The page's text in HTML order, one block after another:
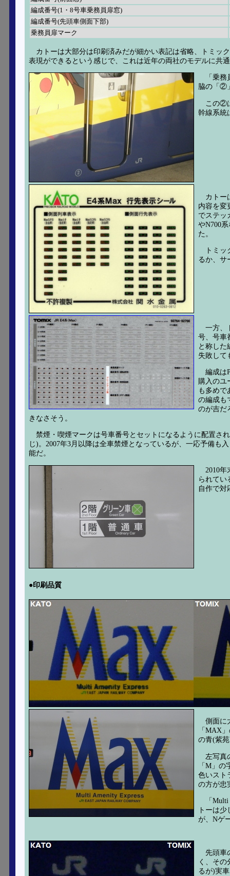
編成番号(1・8号車乗務員扉窓)
編成番号(先頭車側面下部)
乗務員扉マーク
カトーは大部分は印刷済みだが細かい表記は省略、トミッ
表現ができるという感じで、これは近年の両社のモデルに共
「乗
脇の「②
この②
幹線系統
カトー
内容を変
でステッ
やN700
た。
トミ
るか、サ
一方、
号、号車
と称した
失敗して
編成は
購入のユ
も多めで
の編成も
のが吉だ
きなさそう。
禁煙・喫煙マークは号車番号とセットになるように配置さ
じ)。2007年3月以降は全車禁煙となっているが、一応予備も
能だ。
2010
られてい
自作で対
●印刷品質
側面に
「MAX
の青(紫
左写真
「M」
色いスト
の方が忠
「
トーは
が、Nゲ
先頭車
く、そ
るが)実